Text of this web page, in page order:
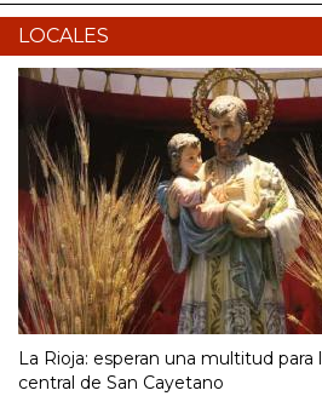
LOCALES
La Rioja: esperan una multitud para
central de San Cayetano